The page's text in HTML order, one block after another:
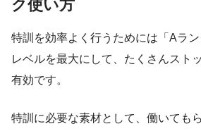
ク使い方
特訓を効率よく行うためには「Aラ
レベルを最大にして、たくさんスト
有効です。
特訓に必要な素材として、働いても